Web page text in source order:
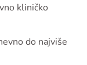
kliničko
do najviše